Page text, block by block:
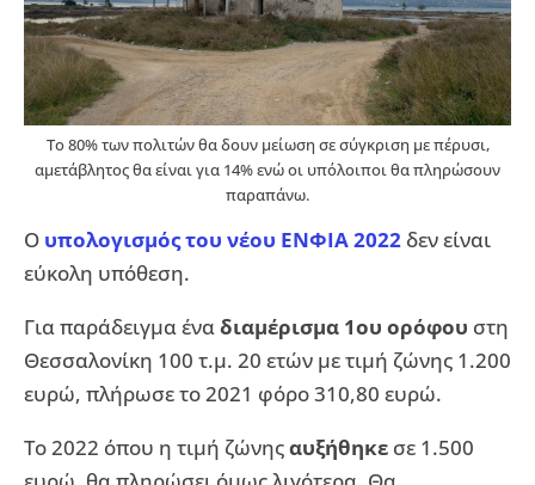
Το 80% των πολιτών θα δουν μείωση σε σύγκριση με πέρυσι,
αμετάβλητος θα είναι για 14% ενώ οι υπόλοιποι θα πληρώσουν
παραπάνω.
Ο υπολογισμός του νέου ΕΝΦΙΑ 2022 δεν είναι
εύκολη υπόθεση.
Για παράδειγμα έναδιαμέρισμα 1ου ορόφου στη
Θεσσαλονίκη 100 τ.μ. 20 ετών με τιμή ζώνης 1.200
ευρώ, πλήρωσε το 2021 φόρο 310,80 ευρώ.
Το 2022 όπου η τιμή ζώνηςαυξήθηκε σε 1.500